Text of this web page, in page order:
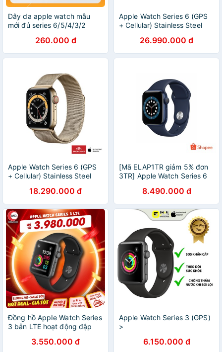
Dây da apple watch mẫu
mới đủ series 6/5/4/3/2
260.000 đ
Apple Watch Series 6 (GPS
+ Cellular) Stainless Steel
Milanese) >26.990.000 đ
Apple Watch Series 6 (GPS
+ Cellular) Stainless Steel
Milanese)18.290.000 đ
[Mã ELAP1TR giảm 5% đơn
3TR] Apple Watch Series 6
8.490.000 đ
Đồng hồ AppIe Watch Series
3 bản LTE hoạt động đập
đẹp 99% Như Mới MRCAU
3.550.000 đ
Apple Watch Series 3 (GPS)
>
6.150.000 đ